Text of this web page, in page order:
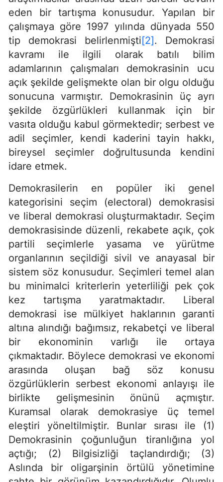
eden bir tartışma konusudur. Yapılan bir
çalışmaya göre 1997 yılında dünyada 550
tip demokrasi belirlenmişti[2]. Demokrasi
kavramı ile ilgili olarak batılı bilim
adamlarının çalışmaları demokrasinin ucu
açık şekilde gelişmekte olan bir olgu olduğu
sonucuna varmıştır. Demokrasinin üç ayrı
şekilde özgürlükleri kullanmak için bir
vasıta olduğu kabul görmektedir; serbest ve
adil seçimler, kendi kaderini tayin hakkı,
bireysel seçimler doğrultusunda kendini
idare etmek.
Demokrasilerin en popüler iki genel
kategorisini seçim (electoral) demokrasisi
ve liberal demokrasi oluşturmaktadır. Seçim
demokrasisinde düzenli, rekabete açık, çok
partili seçimlerle yasama ve yürütme
organlarının seçildiği sivil ve anayasal bir
sistem söz konusudur. Seçimleri temel alan
bu minimalci kriterlerin yeterliliği pek çok
kez tartışma yaratmaktadır. Liberal
demokrasi ise mülkiyet haklarının garanti
altına alındığı bağımsız, rekabetçi ve liberal
bir ekonominin varlığı ile ortaya
çıkmaktadır. Böylece demokrasi ve ekonomi
arasında oluşan bağ söz konusu
özgürlüklerin serbest ekonomi anlayışı ile
birlikte gelişmesinin önünü açmıştır.
Kuramsal olarak demokrasiye üç temel
eleştiri yöneltilmiştir. Bunlar sırası ile (1)
Demokrasinin çoğunluğun tiranlığına yol
açtığı; (2) Bilgisizliği taçlandırdığı; (3)
Aslında bir oligarşinin örtülü yönetimine